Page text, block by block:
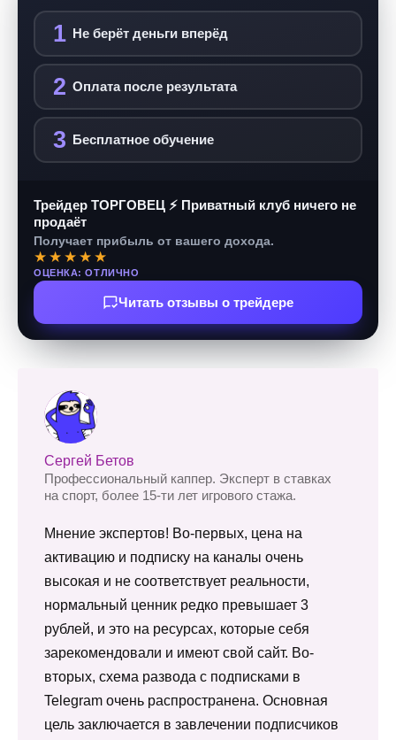
1 Не берёт деньги вперёд
2 Оплата после результата
3 Бесплатное обучение
Трейдер ТОРГОВЕЦ ⚡ Приватный клуб ничего не
продаёт
Получает прибыль от вашего дохода.
★★★★★
ОЦЕНКА: ОТЛИЧНО
Читать отзывы о трейдере
Сергей Бетов
Профессиональный каппер. Эксперт в ставках
на спорт, более 15-ти лет игрового стажа.
Мнение экспертов! Во-первых, цена на
активацию и подписку на каналы очень
высокая и не соответствует реальности,
нормальный ценник редко превышает 3
рублей, и это на ресурсах, которые себя
зарекомендовали и имеют свой сайт. Во-
вторых, схема развода с подписками в
Telegram очень распространена. Основная
цель заключается в завлечении подписчиков